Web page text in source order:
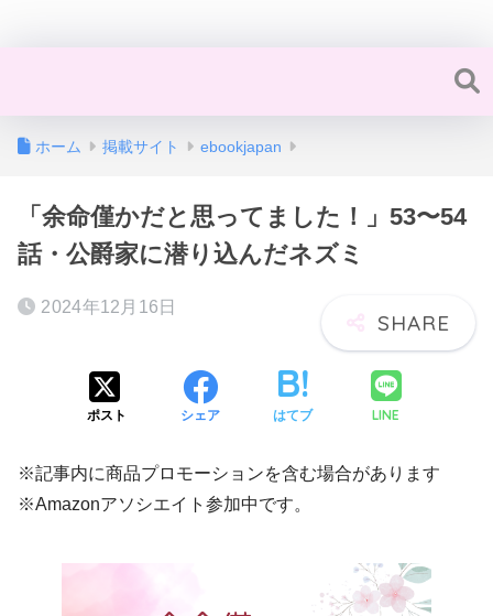
ホーム 掲載サイト ebookjapan
「余命僅かだと思ってました！」53〜54
話・公爵家に潜り込んだネズミ
2024年12月16日
ポスト シェア はてブ LINE
※記事内に商品プロモーションを含む場合があります
※Amazonアソシエイト参加中です。